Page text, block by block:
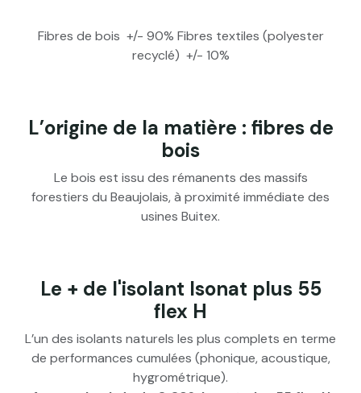
Fibres de bois +/- 90% Fibres textiles (polyester
recyclé) +/- 10%
L’origine de la matière : fibres de
bois
Le bois est issu des rémanents des massifs
forestiers du Beaujolais, à proximité immédiate des
usines Buitex.
Le + de l'isolant Isonat plus 55
flex H
L’un des isolants naturels les plus complets en terme
de performances cumulées (phonique, acoustique,
hygrométrique).